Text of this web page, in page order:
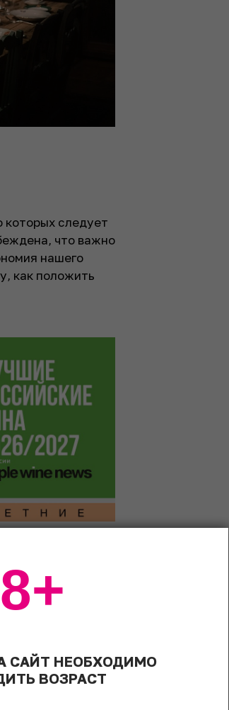
которых следует
что важно
нашего
как положить
это может
это уже
САЙТ НЕОБХОДИМО
ВОЗРАСТ